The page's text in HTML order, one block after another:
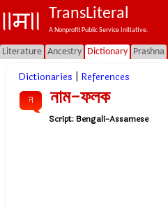
TransLiteral
A Nonprofit Public Service Initiative.
Literature Ancestry Dictionary Prashna
Dictionaries References
ন নাম-ফলক
Script:Bengali-Assamese